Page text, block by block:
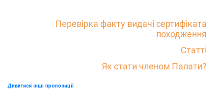
Перевірка факту видачі сертифіката
походження
Статті
Як стати членом Палати?
Дивитися інші пропозиції